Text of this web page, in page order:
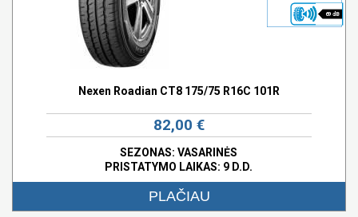
69 dB
Nexen Roadian CT8 175/75 R16C 101R
82,00 €
SEZONAS: VASARINĖS
PRISTATYMO LAIKAS: 9 D.D.
PLAČIAU